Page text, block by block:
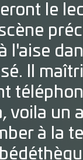
le
l'aise
Il
voila un
à la